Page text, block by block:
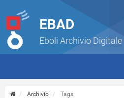
EBAD
Eboli Archivio Digitale
Archivio Tags